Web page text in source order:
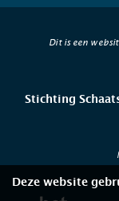
Dit is een
Stichting
Deze website